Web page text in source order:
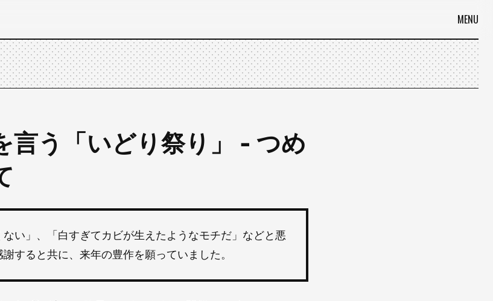
MENU
言う「いどり祭り」 - つめ
い」、「白すぎてカビが生えたようなモチだ」などと悪
すると共に、来年の豊作を願っていました。